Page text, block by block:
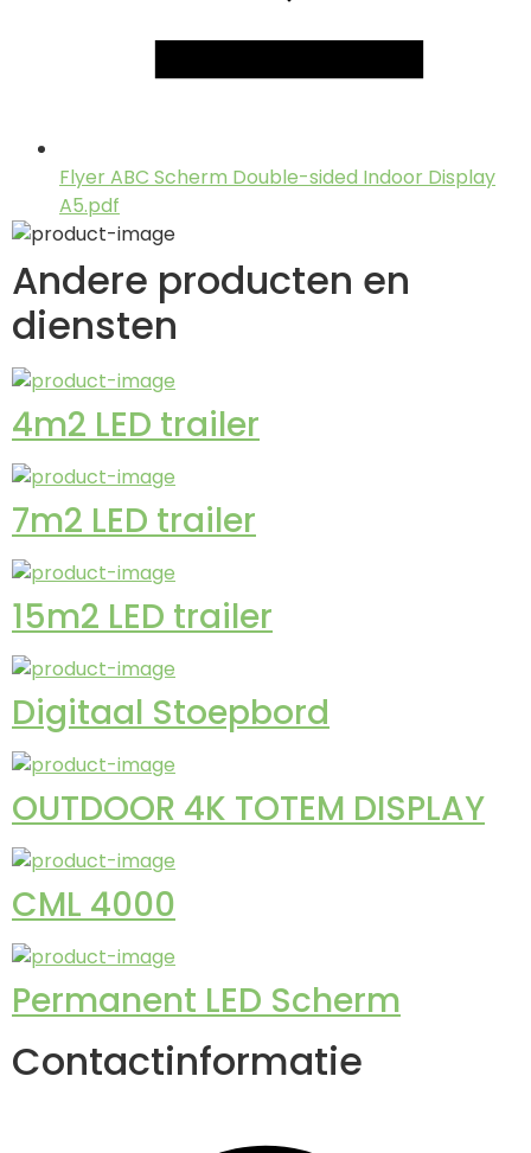
Flyer ABC Scherm Double-sided Indoor Display
A5.pdf
Andere producten en
diensten
4m2 LED trailer
7m2 LED trailer
15m2 LED trailer
Digitaal Stoepbord
OUTDOOR 4K TOTEM DISPLAY
CML 4000
Permanent LED Scherm
Contactinformatie